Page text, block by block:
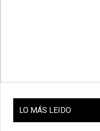
LO MÁS LEIDO